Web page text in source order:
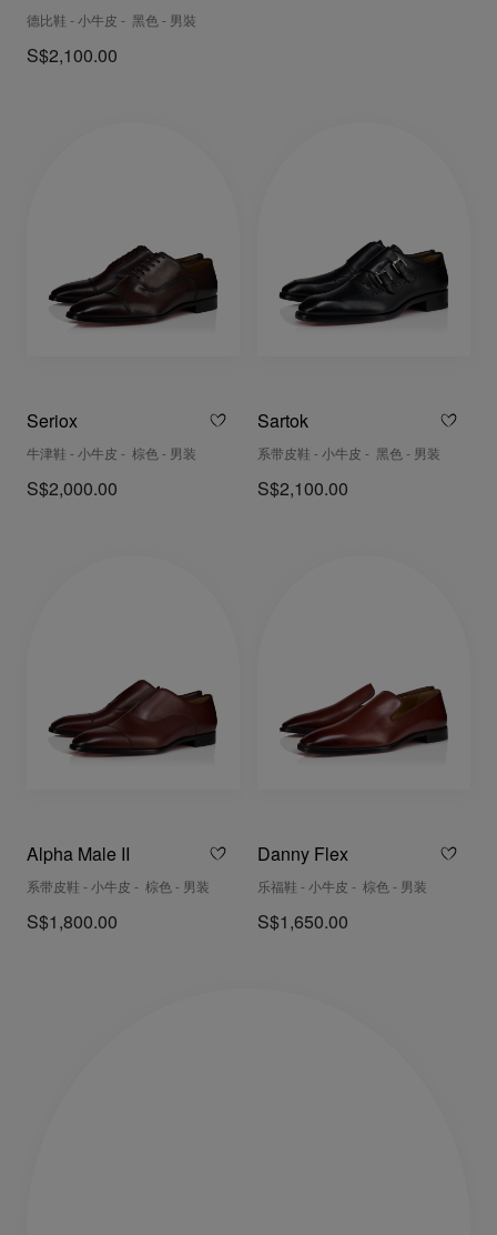
德比鞋 - 小牛皮 - 黑色 - 男裝
S$2,100.00
Seriox
牛津鞋 - 小牛皮 - 棕色 - 男装
S$2,000.00
Sartok
系带皮鞋 - 小牛皮 - 黑色 - 男装
S$2,100.00
Alpha Male II
系带皮鞋 - 小牛皮 - 棕色 - 男装
S$1,800.00
Danny Flex
乐福鞋 - 小牛皮 - 棕色 - 男装
S$1,650.00